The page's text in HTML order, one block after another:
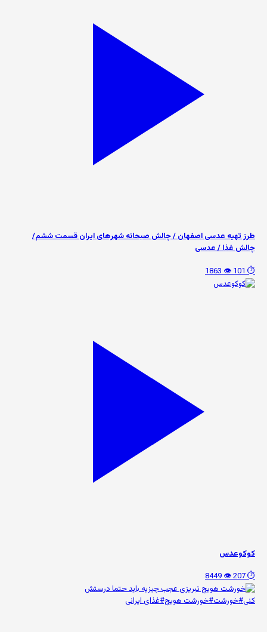
طرز تهیه عدسی اصفهان / چالش صبحانه شهرهای ایران قسمت ششم/
چالش غذا / عدسی
⏱️ 101
👁️ 1863
کوکو‌عدس
⏱️ 207
👁️ 8449